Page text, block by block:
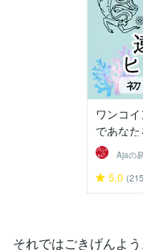
ワンコ
であな
Ajaの
5.0
それではごきげんよう